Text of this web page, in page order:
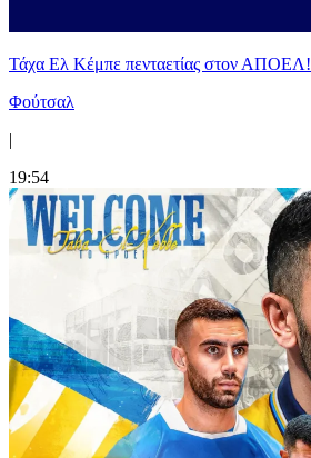
Τάχα Ελ Κέμπε πενταετίας στον ΑΠΟΕΛ!
Φούτσαλ
|
19:54